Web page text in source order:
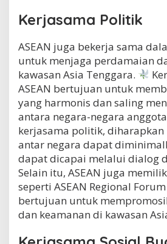
Kerjasama Politik
ASEAN juga bekerja sama
untuk menjaga perdamaian
kawasan Asia Tenggara.
ASEAN bertujuan untuk
yang harmonis dan saling
antara negara-negara
kerjasama politik,
antar negara dapat
dapat dicapai melalui dialog
Selain itu, ASEAN juga
seperti ASEAN Regional Forum
bertujuan untuk
dan keamanan di kawasan